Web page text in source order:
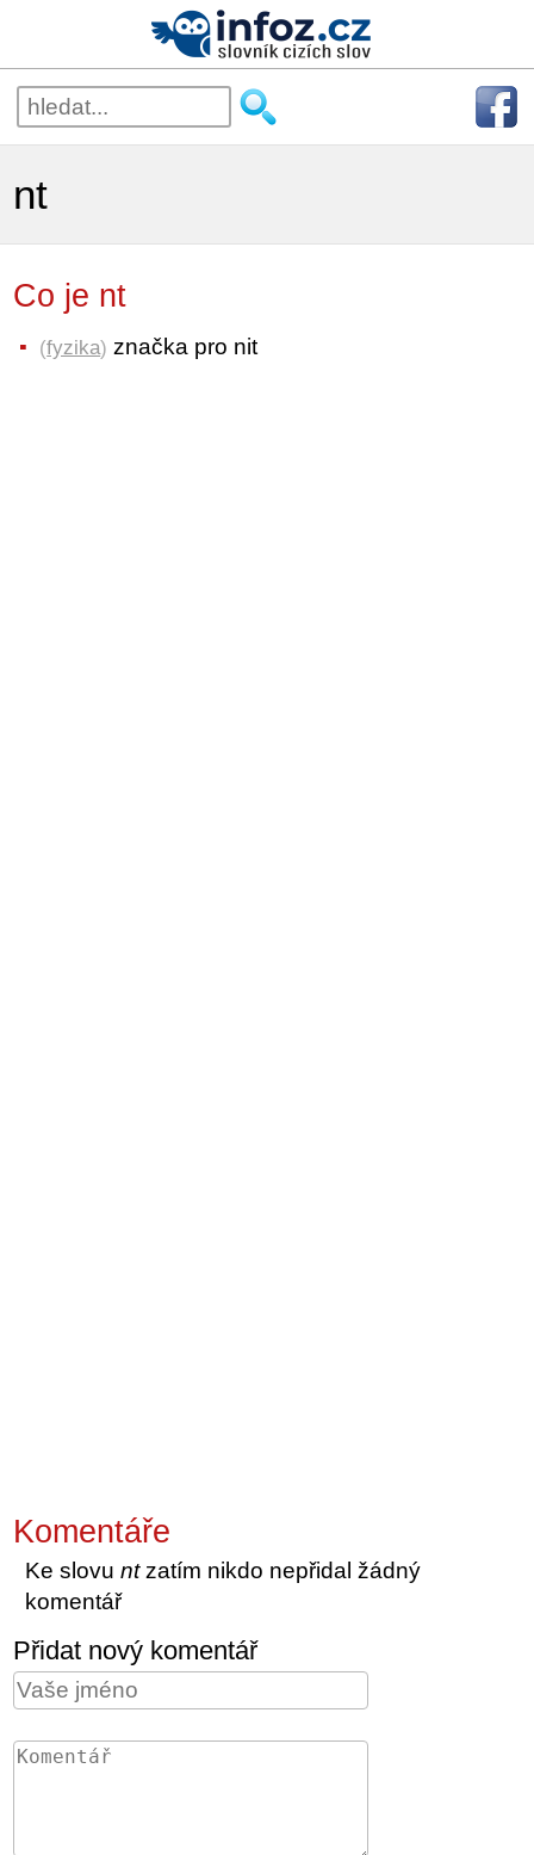
nt
Co je nt
(fyzika) značka pro nit
Komentáře
Ke slovuntzatím nikdo nepřidal žádný
komentář
Přidat nový komentář